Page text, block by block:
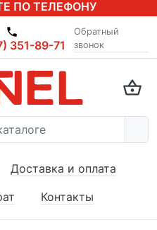
ПО ТЕЛЕФОНУ
351-89-71
Обратный
звонок
Доставка и оплата
Контакты